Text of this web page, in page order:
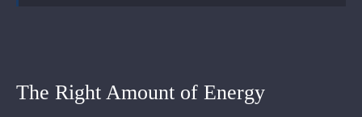
The Right Amount of Energy